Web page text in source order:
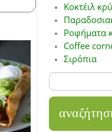
Κοκτέιλ
Ροφήματα
Coffee
Σιρόπια